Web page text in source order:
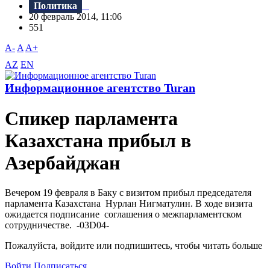
Политика
20 февраль 2014, 11:06
551
A- A A+
AZ EN
Информационное агентство Turan
Спикер парламента
Казахстана прибыл в
Азербайджан
Вечером 19 февраля в Баку с визитом прибыл председателя
парламента Казахстана Нурлан Нигматулин. В ходе визита
ожидается подписание соглашения о межпарламентском
сотрудничестве. -03D04-
Пожалуйста, войдите или подпишитесь, чтобы читать больше
Войти Подписаться